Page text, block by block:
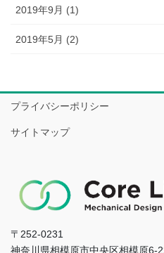
2019年9月 (1)
2019年5月 (2)
プライバシーポリシー
サイトマップ
〒252-0231
神奈川県相模原市中央区相模原6-